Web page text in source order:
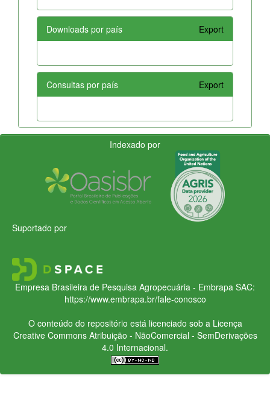
Downloads por país Export
Consultas por país Export
Indexado por
Suportado por
Empresa Brasileira de Pesquisa Agropecuária - Embrapa SAC:
https://www.embrapa.br/fale-conosco
O conteúdo do repositório está licenciado sob a Licença
Creative CommonsAtribuição - NãoComercial - SemDerivações
4.0 Internacional.